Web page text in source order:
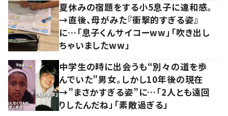
夏休みの宿題をする小5息子に違和感。
→直後、母がみた『衝撃的すぎる姿』
に…「息子くんサイコーww」「吹き出し
ちゃいましたww」
中学生の時に出会うも“別々の道を歩
んでいた”男女。しかし10年後の現在
→”まさかすぎる姿”に…「2人とも遠回
りしたんだね」「素敵過ぎる」